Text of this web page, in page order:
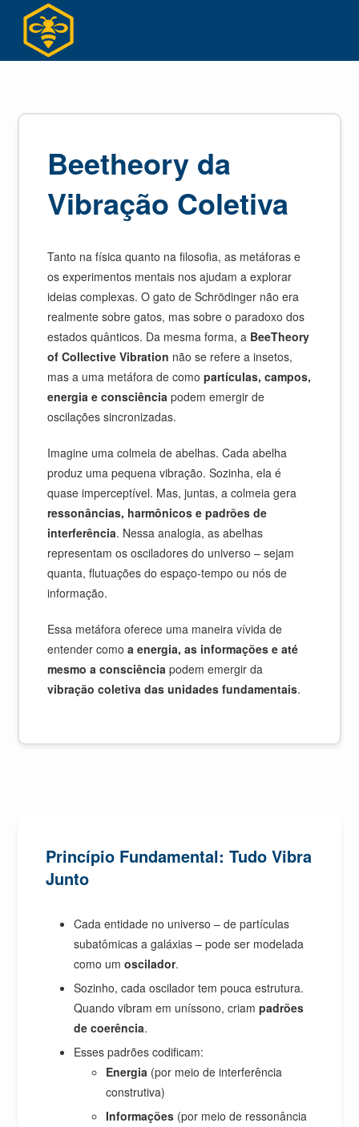
Beetheory da
Vibração Coletiva
Tanto na física quanto na filosofia, as metáforas e
os experimentos mentais nos ajudam a explorar
ideias complexas. O gato de Schrödinger não era
realmente sobre gatos, mas sobre o paradoxo dos
estados quânticos. Da mesma forma, a BeeTheory
of Collective Vibration não se refere a insetos,
mas a uma metáfora de comopartículas, campos,
energia e consciência podem emergir de
oscilações sincronizadas.
Imagine uma colmeia de abelhas. Cada abelha
produz uma pequena vibração. Sozinha, ela é
quase imperceptível. Mas, juntas, a colmeia gera
ressonâncias, harmônicos e padrões de
interferência. Nessa analogia, as abelhas
representam os osciladores do universo – sejam
quanta, flutuações do espaço-tempo ou nós de
informação.
Essa metáfora oferece uma maneira vívida de
entender comoa energia, as informações e até
mesmo a consciência podem emergir da
vibração coletiva das unidades fundamentais.
Princípio Fundamental: Tudo Vibra
Junto
Cada entidade no universo – de partículas
subatômicas a galáxias – pode ser modelada
como umoscilador.
Sozinho, cada oscilador tem pouca estrutura.
Quando vibram em uníssono, criampadrões
de coerência.
Esses padrões codificam:
Energia (por meio de interferência
construtiva)
Informações (por meio de ressonância